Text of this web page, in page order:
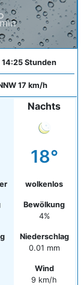
min
14:25 Stunden
17 km/h
Nachts
18°
wolkenlos
Bewölkung
4%
Niederschlag
0.01 mm
Wind
9 km/h